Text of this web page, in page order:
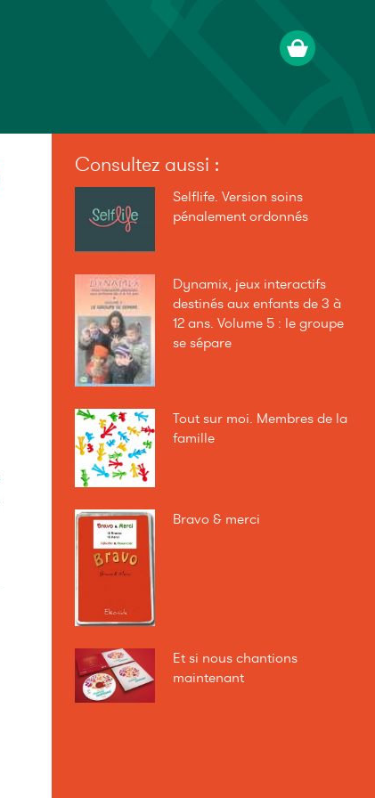
Consultez aussi :
Selflife. Version soins
pénalement ordonnés
Dynamix, jeux interactifs
destinés aux enfants de 3 à
12 ans. Volume 5 : le groupe
se sépare
Tout sur moi. Membres de la
famille
Bravo & merci
Et si nous chantions
maintenant